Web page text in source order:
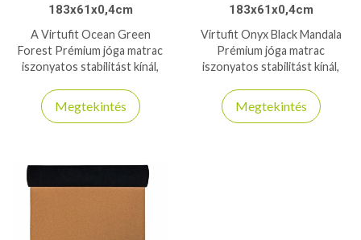
183x61x0,4cm
A Virtufit Ocean Green
Forest Prémium jóga matrac
iszonyatos stabilitást kínál,
vastag - 6P- és latexmentes
Megtekintés
183x61x0,4cm
Virtufit Onyx Black Mandala
Prémium jóga matrac
iszonyatos stabilitást kínál,
vastag - 6P- és latexmentes
Megtekintés